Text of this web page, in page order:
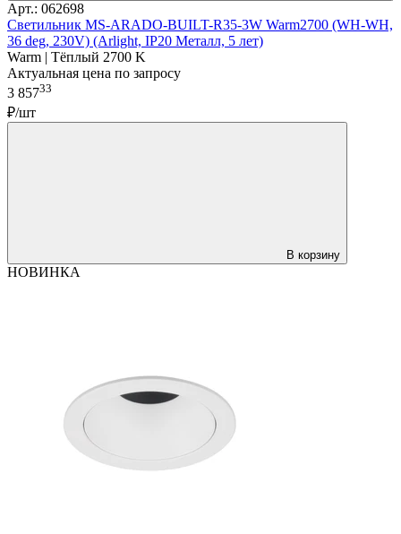
Арт.: 062698
Светильник MS-ARADO-BUILT-R35-3W Warm2700 (WH-WH,
36 deg, 230V) (Arlight, IP20 Металл, 5 лет)
Warm | Тёплый 2700 K
Актуальная цена по запросу
3 85733
₽/шт
В корзину
НОВИНКА